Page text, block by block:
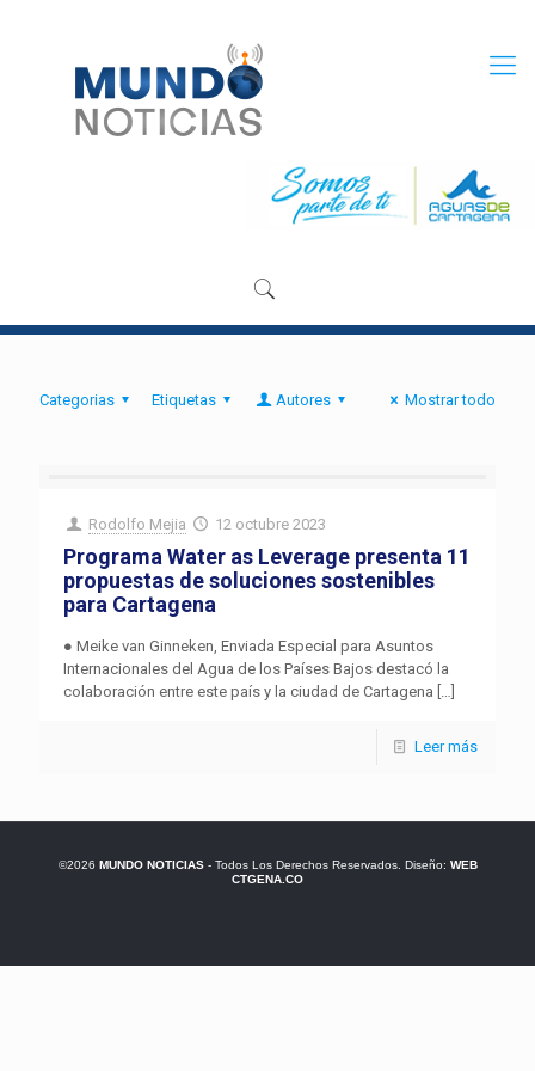
Categorias Etiquetas Autores Mostrar todo
Rodolfo Mejia 12 octubre 2023
Programa Water as Leverage presenta 11
propuestas de soluciones sostenibles
para Cartagena
● Meike van Ginneken, Enviada Especial para Asuntos
Internacionales del Agua de los Países Bajos destacó la
colaboración entre este país y la ciudad de Cartagena […]
Leer más
©2026 MUNDO NOTICIAS- Todos Los Derechos Reservados. Diseño: WEB
CTGENA.CO